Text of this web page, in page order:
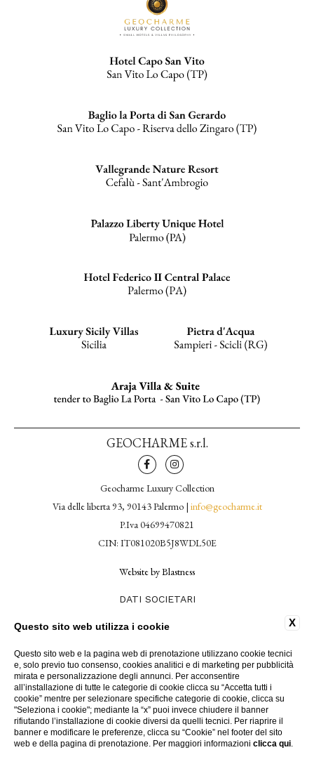
GEOCHARME s.r.l.
Geocharme Luxury Collection
Via delle liberta 93, 90143 Palermo | info@geocharme.it
P.Iva 04699470821
CIN: IT081020B5J8WDL50E
Website by Blastness
DATI SOCIETARI
PRIVACY POLICY
LAVORA CON NOI
PRESSROOM
PRIVATE LOGIN
ACCESSIBILITÀ
X
Questo sito web utilizza i cookie
Questo sito web e la pagina web di prenotazione utilizzano cookie tecnici
e, solo previo tuo consenso, cookies analitici e di marketing per pubblicità
mirata e personalizzazione degli annunci. Per acconsentire
all’installazione di tutte le categorie di cookie clicca su “Accetta tutti i
cookie” mentre per selezionare specifiche categorie di cookie, clicca su
"Seleziona i cookie"; mediante la “x” puoi invece chiudere il banner
rifiutando l’installazione di cookie diversi da quelli tecnici. Per riaprire il
banner e modificare le preferenze, clicca su “Cookie” nel footer del sito
web e della pagina di prenotazione. Per maggiori informazioni clicca qui